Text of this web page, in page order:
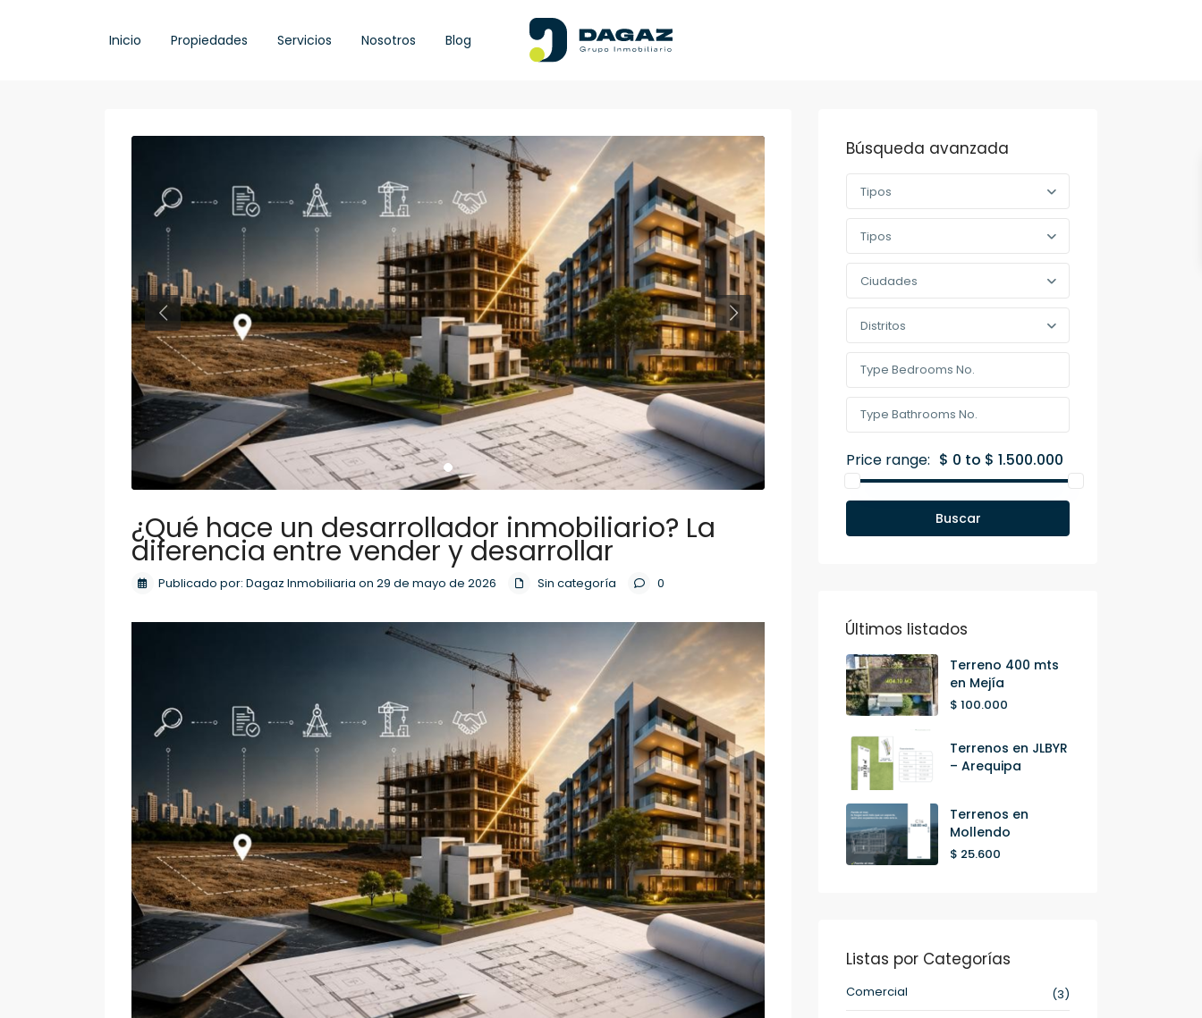
Inicio Propiedades Servicios Nosotros Blog
¿Qué hace un desarrollador inmobiliario? La
diferencia entre vender y desarrollar
Publicado por: Dagaz Inmobiliaria on 29 de mayo de 2026 Sin categoría 0
Búsqueda avanzada
Tipos
Tipos
Ciudades
Distritos
Price range: $ 0 to $ 1.500.000
Buscar
Últimos listados
Terreno 400 mts
en Mejía
$ 100.000
Terrenos en JLBYR
– Arequipa
Terrenos en
Mollendo
$ 25.600
Listas por Categorías
Comercial
(3)